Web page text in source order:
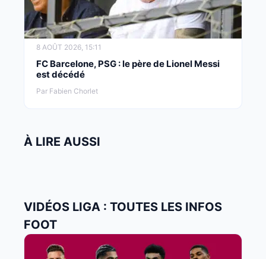
8 AOÛT 2026, 15:11
FC Barcelone, PSG : le père de Lionel Messi
est décédé
Par Fabien Chorlet
À LIRE AUSSI
VIDÉOS LIGA : TOUTES LES INFOS
FOOT